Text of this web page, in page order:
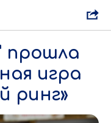
прошла
игра
ринг»